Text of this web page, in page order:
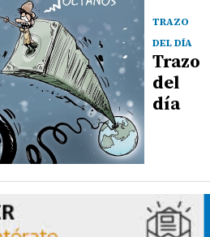
TRAZO
DEL DÍA
Trazo
del
día